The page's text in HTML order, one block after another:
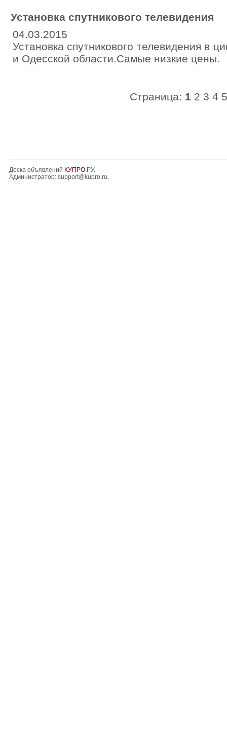
Установка спутникового телевидения
04.03.2015
Установка спутникового телевидения в
и Одесской области.Самые низкие цены.
Страница: 1 2 3 4 5
Доска объявлений КУПРО.РУ.
Администратор: support@kupro.ru.